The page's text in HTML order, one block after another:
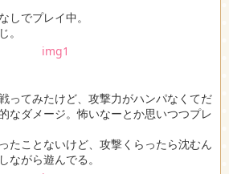
しでプレイ中。
。
ってみたけど、攻撃力がハンパなくてだ
なダメージ。怖いなーとか思いつつプレ
たことないけど、攻撃くらったら沈むん
ながら遊んでる。